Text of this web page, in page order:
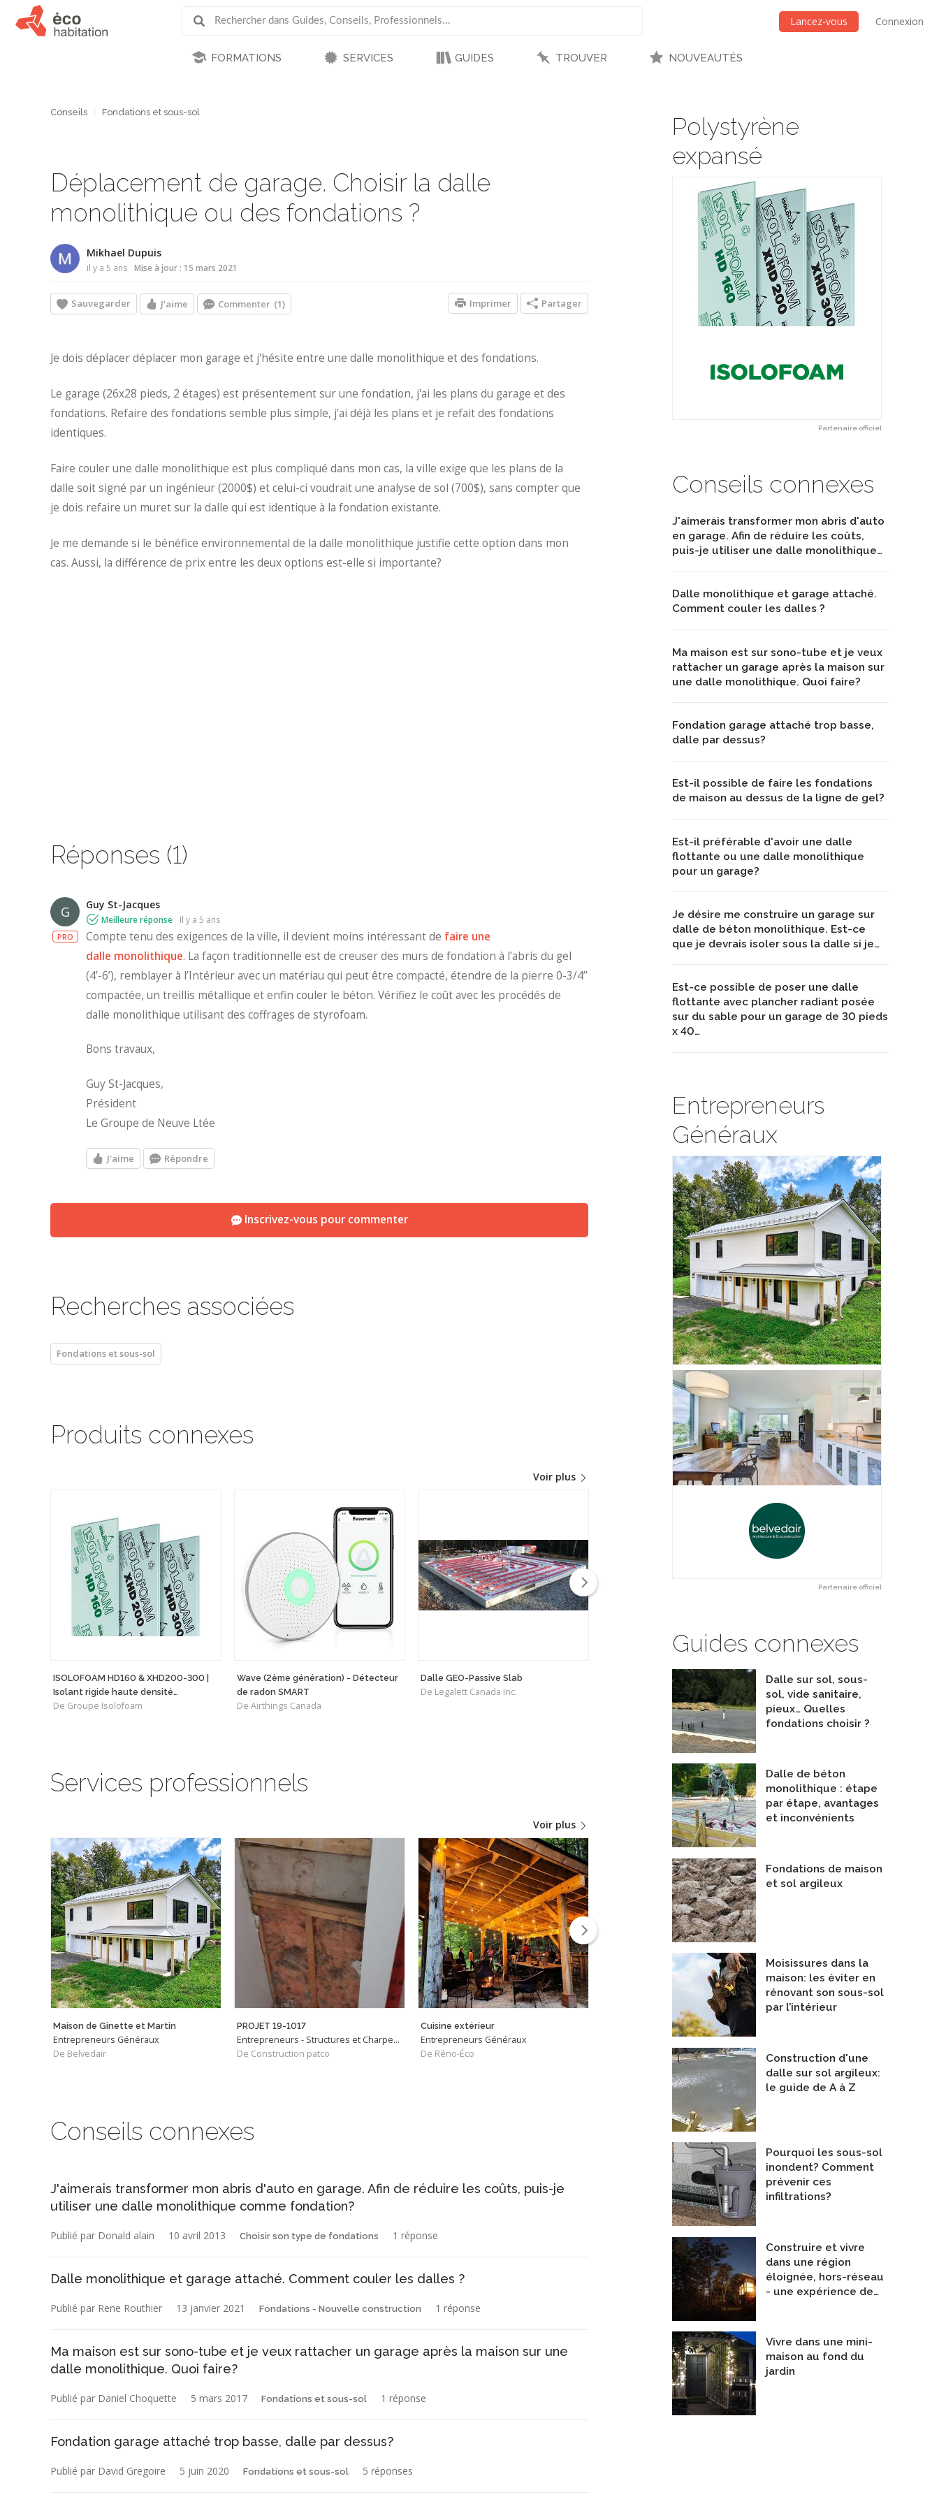
Lancez-vous Connexion
FORMATIONS SERVICES GUIDES TROUVER NOUVEAUTÉS
Polystyrène
expansé
Partenaire officiel
Conseils connexes
J'aimerais transformer mon abris d'auto
en garage. Afin de réduire les coûts,
puis-je utiliser une dalle monolithique…
Dalle monolithique et garage attaché.
Comment couler les dalles ?
Ma maison est sur sono-tube et je veux
rattacher un garage après la maison sur
une dalle monolithique. Quoi faire?
Fondation garage attaché trop basse,
dalle par dessus?
Est-il possible de faire les fondations
de maison au dessus de la ligne de gel?
Est-il préférable d'avoir une dalle
flottante ou une dalle monolithique
pour un garage?
Je désire me construire un garage sur
dalle de béton monolithique. Est-ce
que je devrais isoler sous la dalle si je…
Est-ce possible de poser une dalle
flottante avec plancher radiant posée
sur du sable pour un garage de 30 pieds
x 40…
Entrepreneurs
Généraux
Partenaire officiel
Guides connexes
Dalle sur sol, sous-
sol, vide sanitaire,
pieux… Quelles
fondations choisir ?
Dalle de béton
monolithique : étape
par étape, avantages
et inconvénients
Fondations de maison
et sol argileux
Moisissures dans la
maison: les éviter en
rénovant son sous-sol
par l’intérieur
Construction d'une
dalle sur sol argileux:
le guide de A à Z
Pourquoi les sous-sol
inondent? Comment
prévenir ces
infiltrations?
Construire et vivre
dans une région
éloignée, hors-réseau
- une expérience de…
Vivre dans une mini-
maison au fond du
jardin
Conseils Fondations et sous-sol
Déplacement de garage. Choisir la dalle
monolithique ou des fondations ?
Mikhael Dupuis
il y a 5 ans Mise à jour : 15 mars 2021
Sauvegarder J'aime Commenter (1) Partager
Imprimer
Je dois déplacer déplacer mon garage et j'hésite entre une dalle monolithique et des fondations.
Le garage (26x28 pieds, 2 étages) est présentement sur une fondation, j'ai les plans du garage et des
fondations. Refaire des fondations semble plus simple, j'ai déjà les plans et je refait des fondations
identiques.
Faire couler une dalle monolithique est plus compliqué dans mon cas, la ville exige que les plans de la
dalle soit signé par un ingénieur (2000$) et celui-ci voudrait une analyse de sol (700$), sans compter que
je dois refaire un muret sur la dalle qui est identique à la fondation existante.
Je me demande si le bénéfice environnemental de la dalle monolithique justifie cette option dans mon
cas. Aussi, la différence de prix entre les deux options est-elle si importante?
Réponses (1)
G
PRO
Guy St-Jacques
Meilleure réponse il y a 5 ans
Compte tenu des exigences de la ville, il devient moins intéressant de faire une
dalle monolithique. La façon traditionnelle est de creuser des murs de fondation à l’abris du gel
(4’-6’), remblayer à l’Intérieur avec un matériau qui peut être compacté, étendre de la pierre 0-3/4’’
compactée, un treillis métallique et enfin couler le béton. Vérifiez le coût avec les procédés de
dalle monolithique utilisant des coffrages de styrofoam.
Bons travaux,
Guy St-Jacques,
Président
Le Groupe de Neuve Ltée
J'aime Répondre
Inscrivez-vous pour commenter
Recherches associées
Fondations et sous-sol
Produits connexes
Voir plus
ISOLOFOAM HD160 & XHD200-300 |
Isolant rigide haute densité
polyvalent
De Groupe Isolofoam
Wave (2ème génération) - Détecteur
de radon SMART
De Airthings Canada
Dalle GEO-Passive Slab
De Legalett Canada Inc.
Airmétic Soya HFO – Sous Dalle /
Protection Radon
De Huntsman Solutions Bâtiments
Système ISO-SLAB 18po
De Iso-slab
Services professionnels
Voir plus
Maison de Ginette et Martin
Entrepreneurs Généraux
De Belvedair
PROJET 19-1017
Entrepreneurs - Structures et Charpentiers
De Construction patco
Cuisine extérieur
Entrepreneurs Généraux
De Réno-Éco
Entrepreneurs Généraux
De Métrise Construction
De Atelier Hemlock inc.
Conseils connexes
J'aimerais transformer mon abris d'auto en garage. Afin de réduire les coûts, puis-je
utiliser une dalle monolithique comme fondation?
Publié par Donald alain 10 avril 2013 Choisir son type de fondations 1 réponse
Dalle monolithique et garage attaché. Comment couler les dalles ?
Publié par Rene Routhier 13 janvier 2021 Fondations - Nouvelle construction 1 réponse
Ma maison est sur sono-tube et je veux rattacher un garage après la maison sur une
dalle monolithique. Quoi faire?
Publié par Daniel Choquette 5 mars 2017 Fondations et sous-sol 1 réponse
Fondation garage attaché trop basse, dalle par dessus?
Publié par David Gregoire 5 juin 2020 Fondations et sous-sol 5 réponses